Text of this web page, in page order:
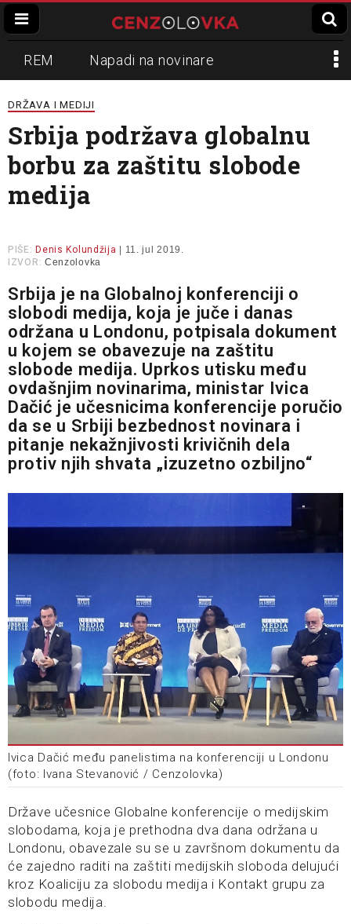
REM Napadi na novinare
Zvučni top
Propaganda Lokalni mediji
Informer Slavko Ćuruvija
DRŽAVA I MEDIJI
Srbija podržava globalnu
borbu za zaštitu slobode
medija
PIŠE: Denis Kolundžija
| 11. jul 2019.
IZVOR: Cenzolovka
Srbija je na Globalnoj konferenciji o
slobodi medija, koja je juče i danas
održana u Londonu, potpisala dokument
u kojem se obavezuje na zaštitu
slobode medija. Uprkos utisku među
ovdašnjim novinarima, ministar Ivica
Dačić je učesnicima konferencije poručio
da se u Srbiji bezbednost novinara i
pitanje nekažnjivosti krivičnih dela
protiv njih shvata „izuzetno ozbiljno“
Ivica Dačić među panelistima na konferenciji u Londonu
(foto: Ivana Stevanović / Cenzolovka)
Države učesnice Globalne konferencije o medijskim
slobodama, koja je prethodna dva dana održana u
Londonu, obavezale su se u završnom dokumentu da
će zajedno raditi na zaštiti medijskih sloboda delujući
kroz Koaliciju za slobodu medija i Kontakt grupu za
slobodu medija.